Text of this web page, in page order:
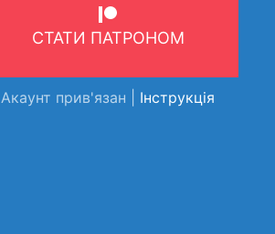
СТАТИ ПАТРОНОМ
Акаунт прив'язан | Інструкція